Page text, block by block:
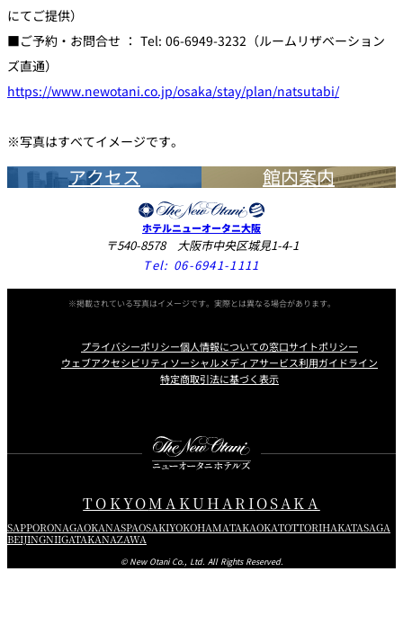
にてご提供）
■ご予約・お問合せ ： Tel: 06-6949-3232（ルームリザベーション
ズ直通）
https://www.newotani.co.jp/osaka/stay/plan/natsutabi/
※写真はすべてイメージです。
アクセス 館内案内
ホテルニューオータニ大阪
〒540-8578 大阪市中央区城見1-4-1
Tel: 06-6941-1111
※掲載されている写真はイメージです。実際とは異なる場合があります。
プライバシーポリシー個人情報についての窓口サイトポリシー
ウェブアクセシビリティソーシャルメディアサービス利用ガイドライン
特定商取引法に基づく表示
TOKYOMAKUHARIOSAKA
SAPPORONAGAOKANASPAOSAKIYOKOHAMATAKAOKATOTTORIHAKATASAGA
BEIJINGNIIGATAKANAZAWA
© New Otani Co., Ltd. All Rights Reserved.